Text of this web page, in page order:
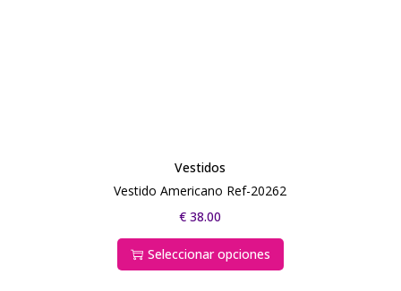
Vestidos
Vestido Americano Ref-20262
€ 38.00
Seleccionar opciones